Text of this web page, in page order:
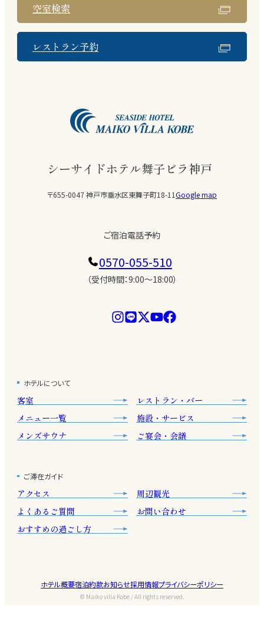
空室検索
レストラン予約
シーサイドホテル舞子ビラ神戸
〒655-0047 神戸市垂水区東舞子町18-11Google map
ご宿泊電話予約
0570-055-510
（受付時間：9:00〜18:00）
ホテルについて
客室
レストラン・バー
メニュー一覧
施設・サービス
メンズサウナ
ご宴会・会議
ご滞在ガイド
アクセス
周辺観光
よくあるご質問
お問い合わせ
おすすめの過ごし方
ホテル概要宿泊約款お知らせ採用情報プライバシーポリシー
© Maiko villa Kobe / All rights reserved.